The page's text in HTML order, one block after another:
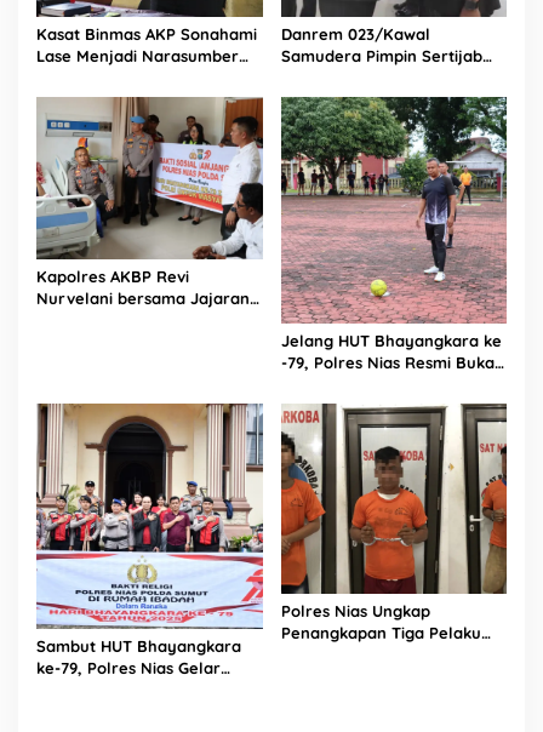
Kasat Binmas AKP Sonahami
Lase Menjadi Narasumber
Persekutuan Doa
Danrem 023/Kawal
Samudera Pimpin Sertijab
Kapolres AKBP Revi
Nurvelani bersama Jajaran
Jelang HUT Bhayangkara ke
-79, Polres Nias Resmi Buka
Sambut HUT Bhayangkara
ke-79, Polres Nias Gelar
Polres Nias Ungkap
Penangkapan Tiga Pelaku